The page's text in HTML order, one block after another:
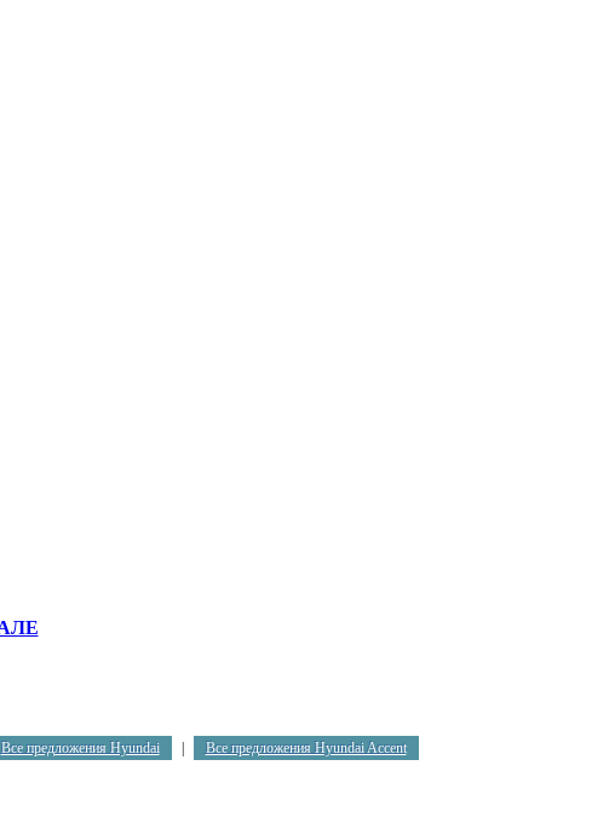
Все предложения Hyundai Все предложения Hyundai Accent